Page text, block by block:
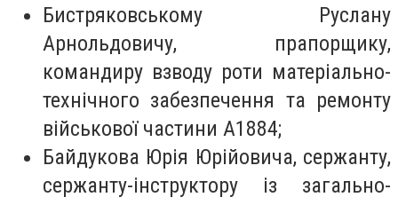
Бистряковському Руслану
Арнольдовичу, прапорщику,
командиру взводу роти матеріально-
технічного забезпечення та ремонту
військової частини А1884;
Байдукова Юрія Юрійовича, сержанту,
сержанту-інструктору із загально-